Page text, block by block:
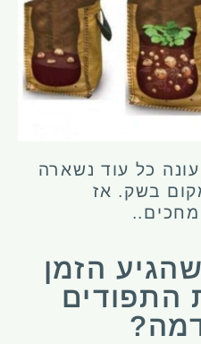
כל עוד נשארה
בשק. אז
הזמן
התפודים